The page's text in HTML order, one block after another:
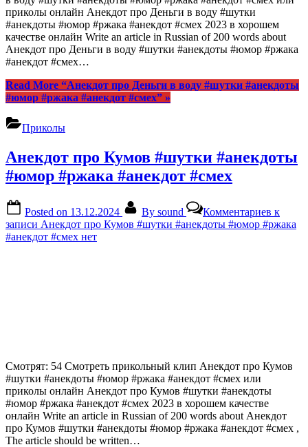
приколы онлайн Анекдот про Деньги в воду #шутки
#анекдоты #юмор #ржака #анекдот #смех 2023 в хорошем
качестве онлайн Write an article in Russian of 200 words about
Анекдот про Деньги в воду #шутки #анекдоты #юмор #ржака
#анекдот #смех…
Read More “Анекдот про Деньги в воду #шутки #анекдоты
#юмор #ржака #анекдот #смех” »
Приколы
Анекдот про Кумов #шутки #анекдоты
#юмор #ржака #анекдот #смех
Posted on 13.12.2024 By sound Комментариев к
записи Анекдот про Кумов #шутки #анекдоты #юмор #ржака
#анекдот #смех нет
Смотрят: 54 Смотреть прикольный клип Анекдот про Кумов
#шутки #анекдоты #юмор #ржака #анекдот #смех или
приколы онлайн Анекдот про Кумов #шутки #анекдоты
#юмор #ржака #анекдот #смех 2023 в хорошем качестве
онлайн Write an article in Russian of 200 words about Анекдот
про Кумов #шутки #анекдоты #юмор #ржака #анекдот #смех ,
The article should be written…